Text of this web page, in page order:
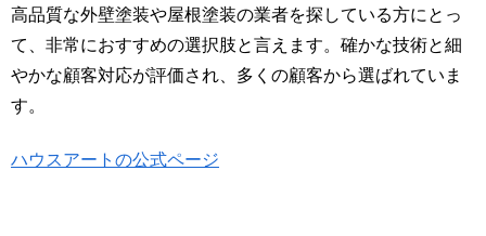
高品質な外壁塗装や屋根塗装の業者を探している方にとっ
て、非常におすすめの選択肢と言えます。確かな技術と細
やかな顧客対応が評価され、多くの顧客から選ばれていま
す。
ハウスアートの公式ページ